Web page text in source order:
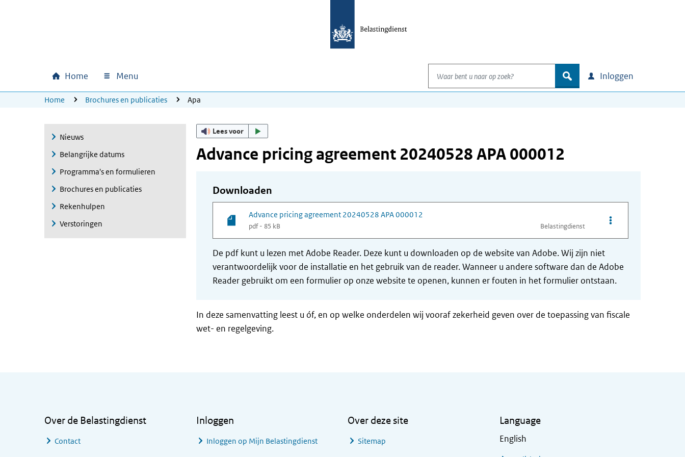
Hoofdnavigatie
Home Menu
Waar bent u naar op zoek?
zoek Inloggen
U bevindt zich hier:
Home Brochures en publicaties Apa
Nieuws
Belangrijke datums
Programma's en formulieren
Brochures en publicaties
Rekenhulpen
Verstoringen
Lees voor
Advance pricing agreement 20240528 APA 000012
Downloaden
Advance pricing agreement 20240528 APA 000012
pdf - 85 kB Belastingdienst
Opties van bestand
De pdf kunt u lezen met Adobe Reader. Deze kunt u downloaden op de website van Adobe. Wij zijn niet
verantwoordelijk voor de installatie en het gebruik van de reader. Wanneer u andere software dan de Adobe
Reader gebruikt om een formulier op onze website te openen, kunnen er fouten in het formulier ontstaan.
In deze samenvatting leest u óf, en op welke onderdelen wij vooraf zekerheid geven over de toepassing van fiscale
wet- en regelgeving.
Over de Belastingdienst
Contact
Inloggen
Inloggen op Mijn Belastingdienst
Over deze site
Sitemap
Language
English